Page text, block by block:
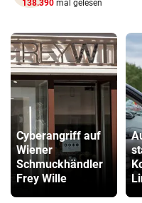
138.390 mal gelesen
Cyberangriff auf
Wiener
Schmuckhändler
Frey Wille